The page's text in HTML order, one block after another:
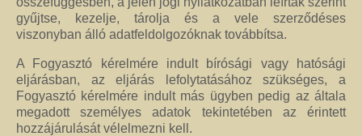
gyűjtse, kezelje, tárolja és a vele szerződéses
viszonyban álló adatfeldolgozóknak továbbítsa.
A Fogyasztó kérelmére indult bírósági vagy hatósági
eljárásban, az eljárás lefolytatásához szükséges, a
Fogyasztó kérelmére indult más ügyben pedig az általa
megadott személyes adatok tekintetében az érintett
hozzájárulását vélelmezni kell.